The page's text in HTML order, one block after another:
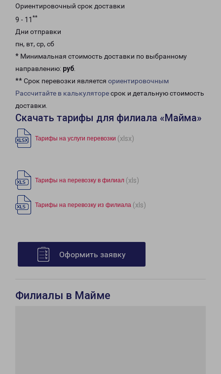
Ориентировочный срок доставки
9 - 11 **
Дни отправки
пн, вт, ср, сб
* Минимальная стоимость доставки по выбранному
направлению: руб.
** Срок перевозки является ориентировочным
Рассчитайте в калькуляторесрок и детальную стоимость
доставки.
Скачать тарифы для филиала «Майма»
Тарифы на услуги перевозки (xlsx)
Тарифы на перевозку в филиал (xls)
Тарифы на перевозку из филиала (xls)
Оформить заявку
Филиалы в Майме